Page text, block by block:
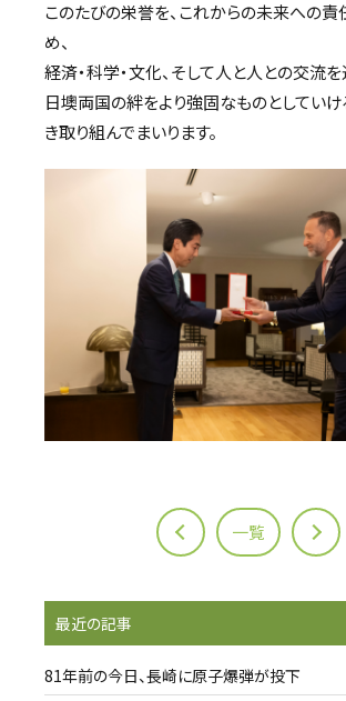
このたびの栄誉を、これからの未来への責
め、
経済・科学・文化、そして人と人との交流を
日墺両国の絆をより強固なものとしていけ
き取り組んでまいります。
一覧
最近の記事
81年前の今日、長崎に原子爆弾が投下